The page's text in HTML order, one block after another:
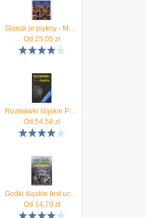
Ślonsk je piykny - Marek Szołtysek
Od 25,05zł
Rozmówki śląskie Podr.do nauki śląskiej godki - Marek Szołtysek
Od 54,58zł
Godki śląskie fest ucieszne + CD MP3
Od 14,70zł